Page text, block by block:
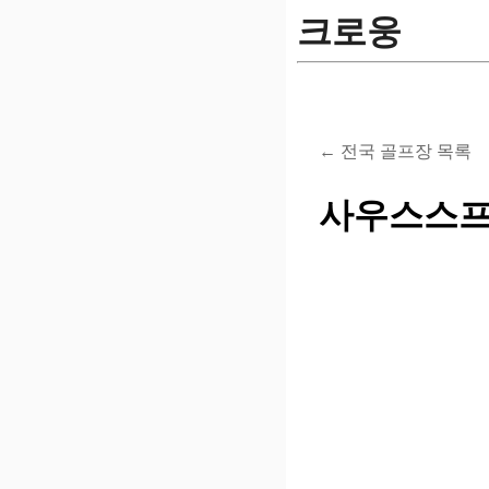
크로웅
← 전국 골프장 목록
사우스스